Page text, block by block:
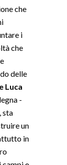
che
i
che
delle
Luca
-
sta
un
in